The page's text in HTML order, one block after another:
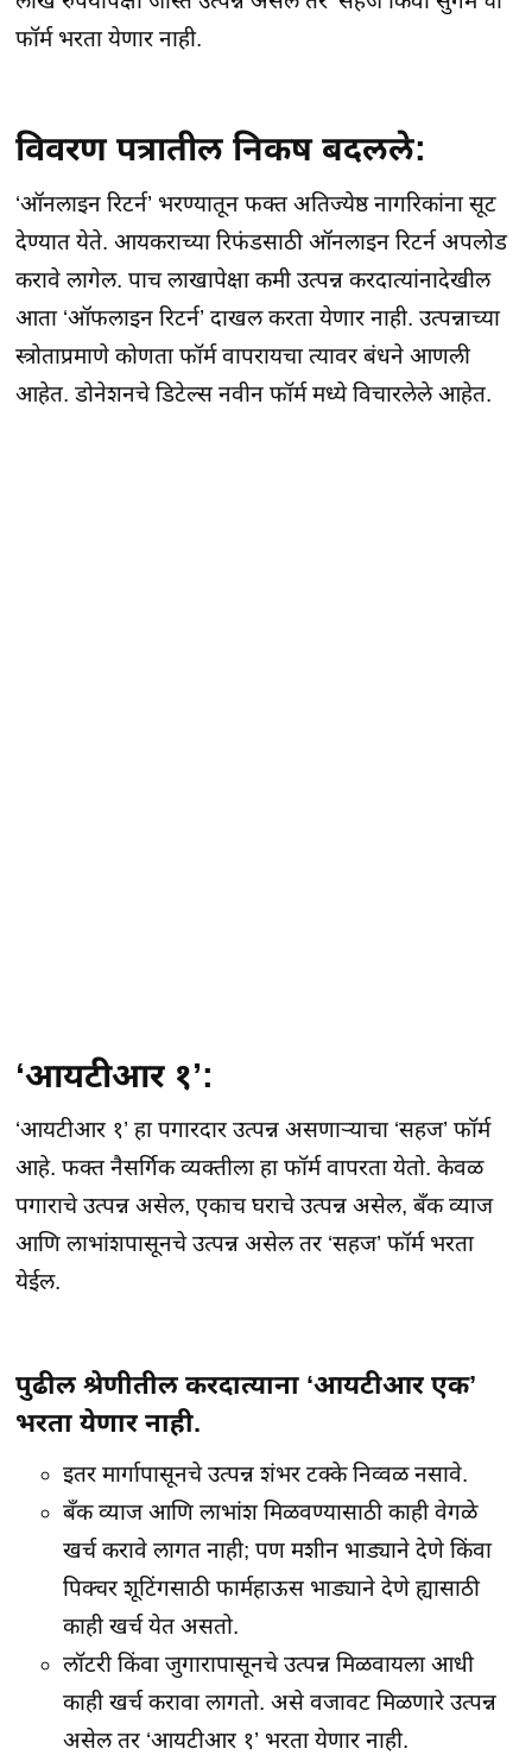
फॉर्म भरता येणार नाही.
विवरण पत्रातील निकष बदलले:
‘ऑनलाइन रिटर्न’ भरण्यातून फक्त अतिज्येष्ठ नागरिकांना सूट
देण्यात येते. आयकराच्या रिफंडसाठी ऑनलाइन रिटर्न अपलोड
करावे लागेल. पाच लाखापेक्षा कमी उत्पन्न करदात्यांनादेखील
आता ‘ऑफलाइन रिटर्न’ दाखल करता येणार नाही. उत्पन्नाच्या
स्त्रोताप्रमाणे कोणता फॉर्म वापरायचा त्यावर बंधने आणली
आहेत. डोनेशनचे डिटेल्स नवीन फॉर्म मध्ये विचारलेले आहेत.
‘आयटीआर १’:
‘आयटीआर १’ हा पगारदार उत्पन्न असणाऱ्याचा ‘सहज’ फॉर्म
आहे. फक्त नैसर्गिक व्यक्तीला हा फॉर्म वापरता येतो. केवळ
पगाराचे उत्पन्न असेल, एकाच घराचे उत्पन्न असेल, बँक व्याज
आणि लाभांशपासूनचे उत्पन्न असेल तर ‘सहज’ फॉर्म भरता
येईल.
पुढील श्रेणीतील करदात्याना ‘आयटीआर एक’
भरता येणार नाही.
इतर मार्गापासूनचे उत्पन्न शंभर टक्के निव्वळ नसावे.
बँक व्याज आणि लाभांश मिळवण्यासाठी काही वेगळे
खर्च करावे लागत नाही; पण मशीन भाड्याने देणे किंवा
पिक्चर शूटिंगसाठी फार्महाऊस भाड्याने देणे ह्यासाठी
काही खर्च येत असतो.
लॉटरी किंवा जुगारापासूनचे उत्पन्न मिळवायला आधी
काही खर्च करावा लागतो. असे वजावट मिळणारे उत्पन्न
असेल तर ‘आयटीआर १’ भरता येणार नाही.